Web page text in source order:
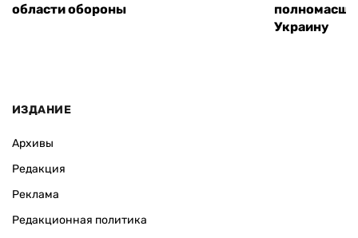
области обороны
Украину
ИЗДАНИЕ
Архивы
Редакция
Реклама
Редакционная политика